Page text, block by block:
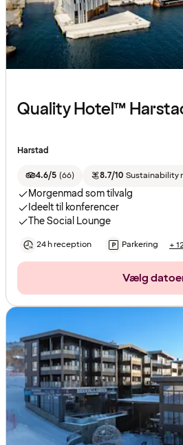
Quality Hotel™
Harstad
4.6/5 (66) 8.7/10 Sustainability
Morgenmad som tilvalg
Ideelt til konferencer
The Social Lounge
24 h reception Parkering +
Vælg